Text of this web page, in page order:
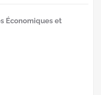
Économiques et